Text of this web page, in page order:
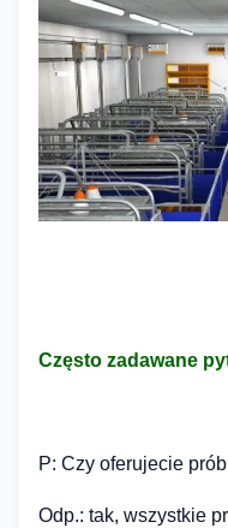
Często zadawane
P: Czy oferujecie
Odp.: tak, wszystkie